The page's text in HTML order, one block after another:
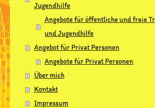
Jugendhilfe
Angebote für öffentliche und freie
und Jugendhilfe
Angebot für Privat Personen
Angebote für Privat Personen
Über mich
Kontakt
Impressum